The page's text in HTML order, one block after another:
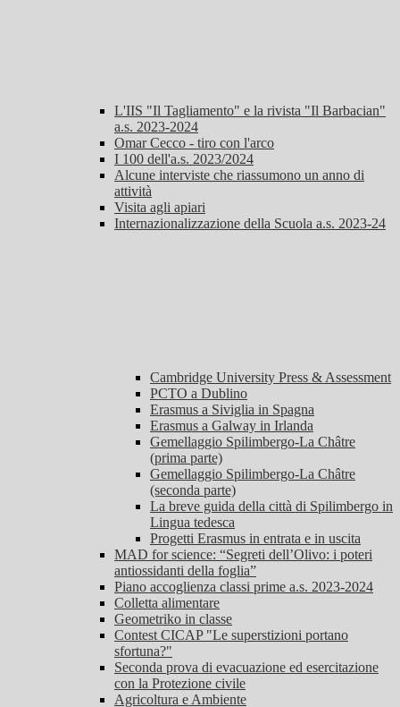
L'IIS "Il Tagliamento" e la rivista "Il Barbacian"
a.s. 2023-2024
Omar Cecco - tiro con l'arco
I 100 dell'a.s. 2023/2024
Alcune interviste che riassumono un anno di
attività
Visita agli apiari
Internazionalizzazione della Scuola a.s. 2023-24
Cambridge University Press & Assessment
PCTO a Dublino
Erasmus a Siviglia in Spagna
Erasmus a Galway in Irlanda
Gemellaggio Spilimbergo-La Châtre
(prima parte)
Gemellaggio Spilimbergo-La Châtre
(seconda parte)
La breve guida della città di Spilimbergo in
Lingua tedesca
Progetti Erasmus in entrata e in uscita
MAD for science: “Segreti dell’Olivo: i poteri
antiossidanti della foglia”
Piano accoglienza classi prime a.s. 2023-2024
Colletta alimentare
Geometriko in classe
Contest CICAP "Le superstizioni portano
sfortuna?"
Seconda prova di evacuazione ed esercitazione
con la Protezione civile
Agricoltura e Ambiente